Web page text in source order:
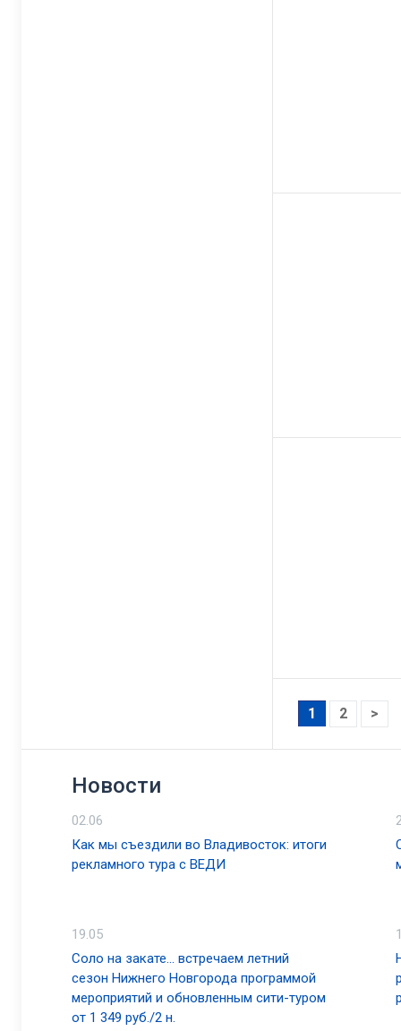
1 2 >
Новости
02.06
Как мы съездили во Владивосток: итоги
рекламного тура с ВЕДИ
19.05
Соло на закате... встречаем летний
сезон Нижнего Новгорода программой
мероприятий и обновленным сити-туром
от 1 349 руб./2 н.